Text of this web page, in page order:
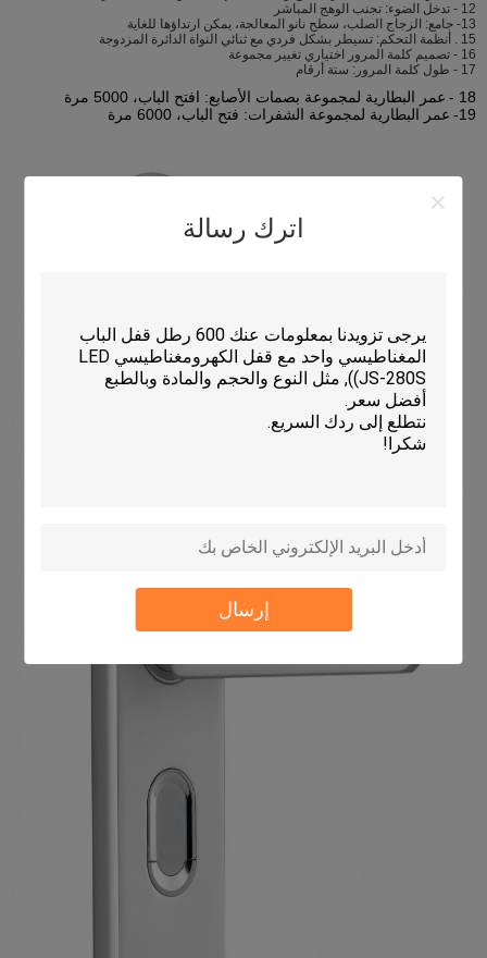
اترك رسالة
إرسال
12 - تدخل الضوء: تجنب الوهج المباشر
13- جامع: الزجاج الصلب، سطح نانو المعالجة، يمكن ارتداؤها للغاية
15 . أنظمة التحكم: تسيطر بشكل فردي مع ثنائي النواة الدائرة المزدوجة
16 - تصميم كلمة المرور اختياري تغيير مجموعة
17 - طول كلمة المرور: ستة أرقام
18 -
عمر البطارية لمجموعة بصمات الأصابع: افتح الباب، 5000 مرة
19-
عمر البطارية لمجموعة الشفرات: فتح الباب، 6000 مرة